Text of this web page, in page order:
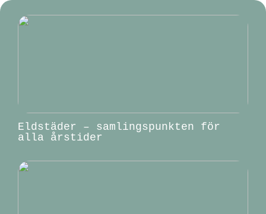
Eldstäder – samlingspunkten för
alla årstider